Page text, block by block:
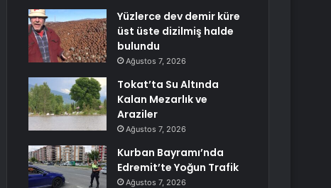
Yüzlerce dev demir küre
üst üste dizilmiş halde
bulundu
Ağustos 7, 2026
Tokat’ta Su Altında
Kalan Mezarlık ve
Araziler
Ağustos 7, 2026
Kurban Bayramı’nda
Edremit’te Yoğun Trafik
Ağustos 7, 2026